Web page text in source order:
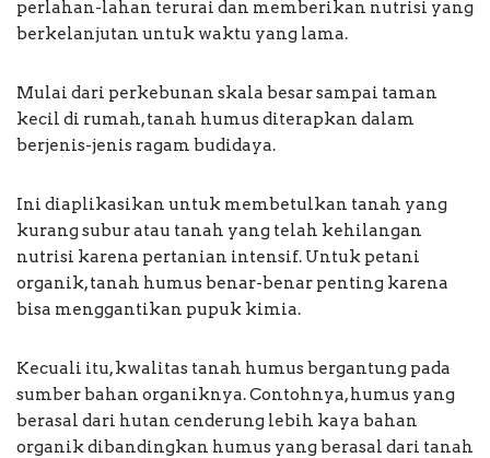
perlahan-lahan terurai dan memberikan nutrisi yang
berkelanjutan untuk waktu yang lama.
Mulai dari perkebunan skala besar sampai taman
kecil di rumah, tanah humus diterapkan dalam
berjenis-jenis ragam budidaya.
Ini diaplikasikan untuk membetulkan tanah yang
kurang subur atau tanah yang telah kehilangan
nutrisi karena pertanian intensif. Untuk petani
organik, tanah humus benar-benar penting karena
bisa menggantikan pupuk kimia.
Kecuali itu, kwalitas tanah humus bergantung pada
sumber bahan organiknya. Contohnya, humus yang
berasal dari hutan cenderung lebih kaya bahan
organik dibandingkan humus yang berasal dari tanah